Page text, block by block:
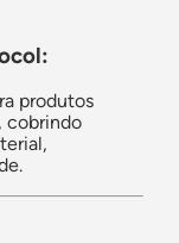
produtos
cobrindo